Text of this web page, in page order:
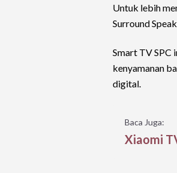
Untuk lebih
Surround
Smart TV SPC
kenyamanan
digital.
Baca Juga:
Xiaomi